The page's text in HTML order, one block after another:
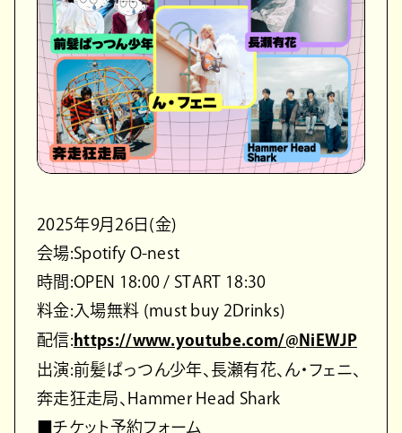
2025年9月26日(金)
会場:Spotify O-nest
時間:OPEN 18:00 / START 18:30
料金:入場無料 (must buy 2Drinks)
配信: https://www.youtube.com/@NiEWJP
出演:前髪ぱっつん少年、長瀬有花、ん・フェニ、
奔走狂走局、Hammer Head Shark
■チケット予約フォーム